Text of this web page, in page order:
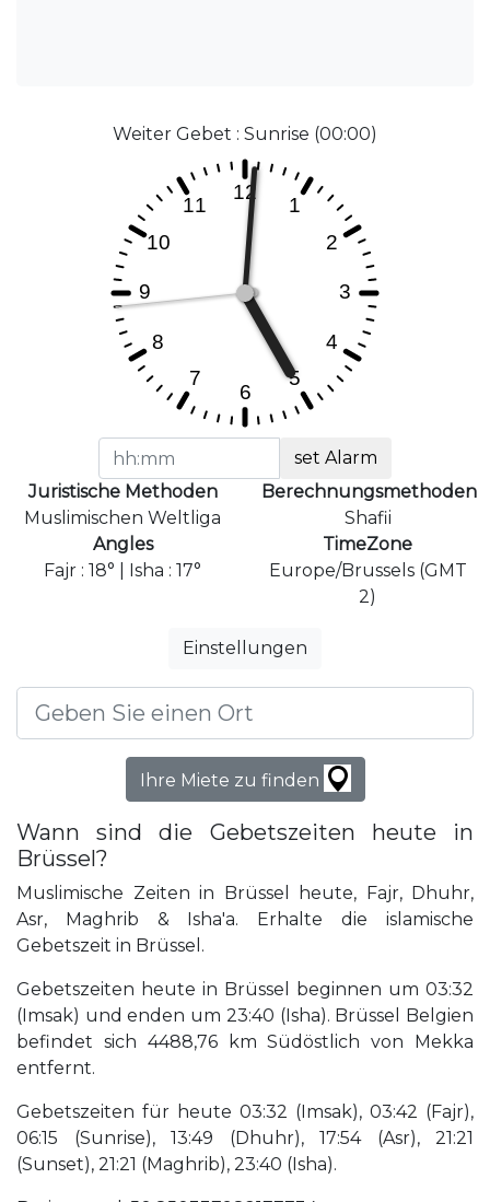
Weiter Gebet : Sunrise (00:00)
set Alarm
Juristische Methoden
Muslimischen Weltliga
Berechnungsmethoden
Shafii
Angles
Fajr : 18° | Isha : 17°
TimeZone
Europe/Brussels (GMT
2)
Einstellungen
Ihre Miete zu finden
Wann sind die Gebetszeiten heute in
Brüssel?
Muslimische Zeiten in Brüssel heute, Fajr, Dhuhr,
Asr, Maghrib & Isha'a. Erhalte die islamische
Gebetszeit in Brüssel.
Gebetszeiten heute in Brüssel beginnen um 03:32
(Imsak) und enden um 23:40 (Isha). Brüssel Belgien
befindet sich 4488,76 km Südöstlich von Mekka
entfernt.
Gebetszeiten für heute 03:32 (Imsak), 03:42 (Fajr),
06:15 (Sunrise), 13:49 (Dhuhr), 17:54 (Asr), 21:21
(Sunset), 21:21 (Maghrib), 23:40 (Isha).